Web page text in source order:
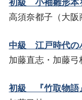
高須奈都子（大阪
中級 江戸時代の
加藤直志・加藤
初級 『竹取物語